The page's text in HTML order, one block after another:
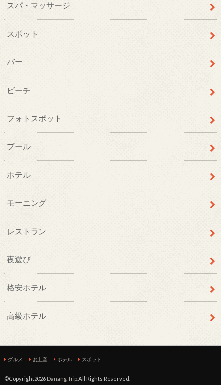
スパ・マッサージ
スポット
バー
ビーチ
フォトスポット
プール
ホテル
モーニング
レストラン
夜遊び
格安ホテル
高級ホテル
グルメ お土産 ホテル スポット
©Copyright2026 Danang Trip.All Rights Reserved.